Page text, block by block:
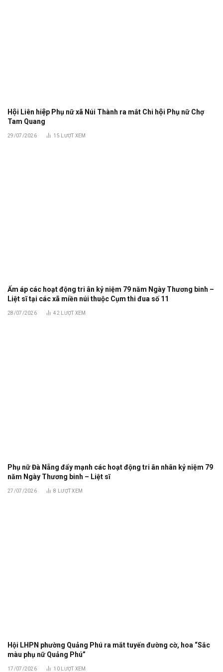
Hội Liên hiệp Phụ nữ xã Núi Thành ra mắt Chi hội Phụ nữ Chợ
Tam Quang
29/07/2026 15 LƯỢT XEM
Ấm áp các hoạt động tri ân kỷ niệm 79 năm Ngày Thương binh –
Liệt sĩ tại các xã miền núi thuộc Cụm thi đua số 11
28/07/2026 42 LƯỢT XEM
Phụ nữ Đà Nẵng đẩy mạnh các hoạt động tri ân nhân kỷ niệm 79
năm Ngày Thương binh – Liệt sĩ
27/07/2026 8 LƯỢT XEM
Hội LHPN phường Quảng Phú ra mắt tuyến đường cờ, hoa “Sắc
màu phụ nữ Quảng Phú”
17/07/2026 10 LƯỢT XEM